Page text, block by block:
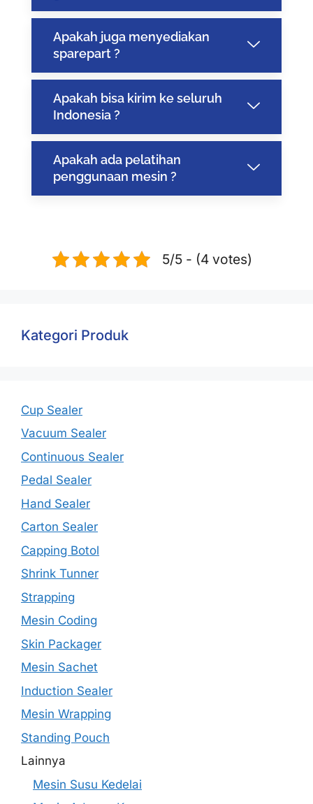
Apakah juga menyediakan
sparepart ?
Apakah bisa kirim ke seluruh
Indonesia ?
Apakah ada pelatihan
penggunaan mesin ?
5/5 - (4 votes)
Kategori Produk
Cup Sealer
Vacuum Sealer
Continuous Sealer
Pedal Sealer
Hand Sealer
Carton Sealer
Capping Botol
Shrink Tunner
Strapping
Mesin Coding
Skin Packager
Mesin Sachet
Induction Sealer
Mesin Wrapping
Standing Pouch
Lainnya
Mesin Susu Kedelai